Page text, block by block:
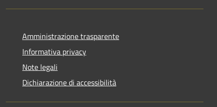
Amministrazione trasparente
Informativa privacy
Note legali
Dichiarazione di accessibilità